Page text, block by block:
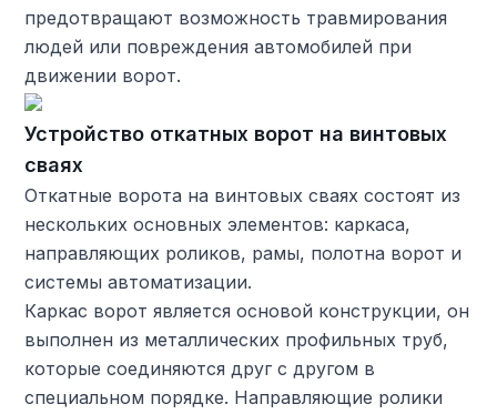
предотвращают возможность травмирования
людей или повреждения автомобилей при
движении ворот.
Устройство откатных ворот на винтовых
сваях
Откатные ворота на винтовых сваях состоят из
нескольких основных элементов: каркаса,
направляющих роликов, рамы, полотна ворот и
системы автоматизации.
Каркас ворот является основой конструкции, он
выполнен из металлических профильных труб,
которые соединяются друг с другом в
специальном порядке. Направляющие ролики